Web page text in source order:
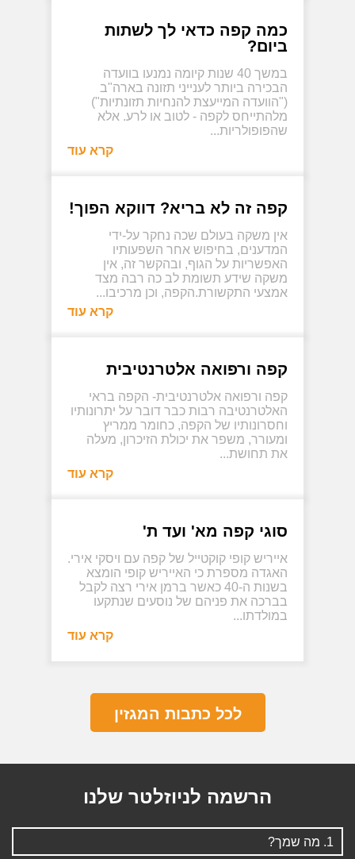
כמה קפה כדאי לך לשתות
ביום?
​​במשך 40 שנות קיומה נמנעו בוועדה
הבכירה ביותר לענייני תזונה בארה"ב
("הוועדה המייעצת להנחיות תזונתיות")
מלהתייחס לקפה - לטוב או לרע. אלא
שהפופולריות...
קרא עוד
קפה זה לא בריא? דווקא הפוך!
אין משקה בעולם שכה נחקר על-ידי
המדענים, בחיפוש אחר השפעותיו
האפשריות על הגוף, ובהקשר זה, אין
משקה שידע תשומת לב כה רבה מצד
אמצעי התקשורת.הקפה, וכן מרכיבו...
קרא עוד
קפה ורפואה אלטרנטיבית
קפה ורפואה אלטרנטיבית- הקפה בראי
האלטרנטיבה רבות כבר דובר על יתרונותיו
וחסרונותיו של הקפה, כחומר ממריץ
ומעורר, משפר את יכולת הזיכרון, מעלה
את תחושת...
קרא עוד
סוגי קפה מא' ועד ת'
אייריש קופי קוקטייל של קפה עם ויסקי אירי.
האגדה מספרת כי האייריש קופי הומצא
בשנות ה-40 כאשר ברמן אירי רצה לקבל
בברכה את פניהם של נוסעים שנתקעו
במולדתו...
קרא עוד
לכל כתבות המגזין
הרשמה לניוזלטר שלנו